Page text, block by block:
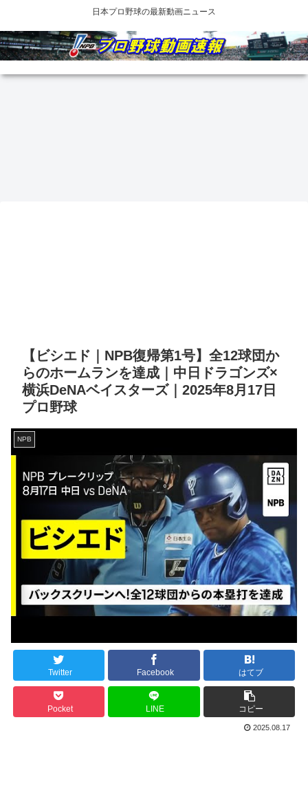
日本プロ野球の最新動画ニュース
【ビシエド｜NPB復帰第1号】全12球団か
らのホームランを達成｜中日ドラゴンズ×
横浜DeNAベイスターズ｜2025年8月17日
プロ野球
NPB
Twitter Facebook はてブ
Pocket LINE コピー
2025.08.17